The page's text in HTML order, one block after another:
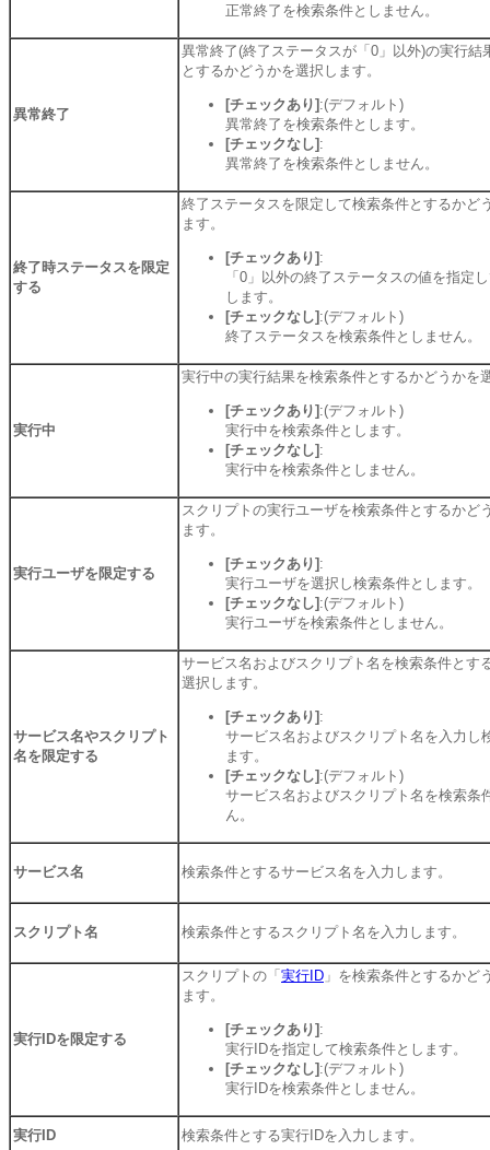
正常終了を検索条件としません。
異常終了
異常終了(終了ステータスが「0」以外)の実行結
とするかどうかを選択します。
[チェックあり] :(デフォルト)
異常終了を検索条件とします。
[チェックなし] :
異常終了を検索条件としません。
終了時ステータスを限定
する
終了ステータスを限定して検索条件とするかど
ます。
[チェックあり] :
「0」以外の終了ステータスの値を指定
します。
[チェックなし] :(デフォルト)
終了ステータスを検索条件としません。
実行中
実行中の実行結果を検索条件とするかどうかを
[チェックあり] :(デフォルト)
実行中を検索条件とします。
[チェックなし] :
実行中を検索条件としません。
実行ユーザを限定する
スクリプトの実行ユーザを検索条件とするかど
ます。
[チェックあり] :
実行ユーザを選択し検索条件とします。
[チェックなし] :(デフォルト)
実行ユーザを検索条件としません。
サービス名やスクリプト
名を限定する
サービス名およびスクリプト名を検索条件とす
選択します。
[チェックあり] :
サービス名およびスクリプト名を入力し
ます。
[チェックなし] :(デフォルト)
サービス名およびスクリプト名を検索条
ん。
サービス名 検索条件とするサービス名を入力します。
スクリプト名 検索条件とするスクリプト名を入力します。
実行IDを限定する
スクリプトの「 実行ID 」を検索条件とするかど
ます。
[チェックあり] :
実行IDを指定して検索条件とします。
[チェックなし] :(デフォルト)
実行IDを検索条件としません。
実行ID 検索条件とする実行IDを入力します。